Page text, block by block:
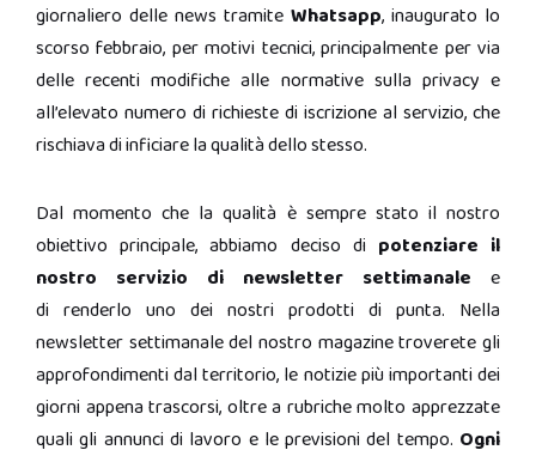
giornaliero delle news tramite Whatsapp, inaugurato lo
scorso febbraio, per motivi tecnici, principalmente per via
delle recenti modifiche alle normative sulla privacy e
all’elevato numero di richieste di iscrizione al servizio, che
rischiava di inficiare la qualità dello stesso.
Dal momento che la qualità è sempre stato il nostro
obiettivo principale, abbiamo deciso di potenziare il
nostro servizio di newsletter settimanale e
di renderlo uno dei nostri prodotti di punta. Nella
newsletter settimanale del nostro magazine troverete gli
approfondimenti dal territorio, le notizie più importanti dei
giorni appena trascorsi, oltre a rubriche molto apprezzate
quali gli annunci di lavoro e le previsioni del tempo. Ogni